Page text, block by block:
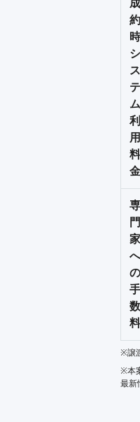
成
約
時
シ
ス
テ
ム
利
用
料
金
専
門
家
へ
の
手
数
料
※譲
※本
最新